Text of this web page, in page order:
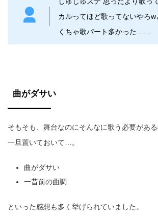
カルってほど歌ってないやろ
くちゃ歌パート多かった……
曲がダサい
そもそも、舞台なのにそんなに歌う必要があ
一旦置いておいて…。
曲がダサい
一昔前の曲調
といった感想も多く挙げられていました。